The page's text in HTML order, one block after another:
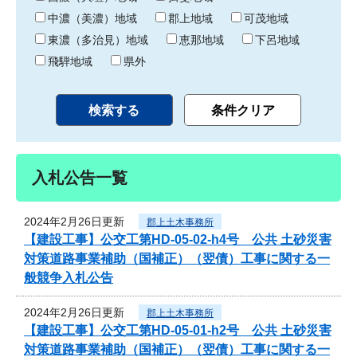
中濃（美濃）地域
郡上地域
可茂地域
東濃（多治見）地域
恵那地域
下呂地域
飛騨地域
県外
入札公告一覧
2024年2月26日更新 郡上土木事務所
【建設工事】公交工第HD-05-02-h4号 公共 土砂災害
対策道路事業補助（国補正）（翌債）工事に関する一
般競争入札公告
2024年2月26日更新 郡上土木事務所
【建設工事】公交工第HD-05-01-h2号 公共 土砂災害
対策道路事業補助（国補正）（翌債）工事に関する一